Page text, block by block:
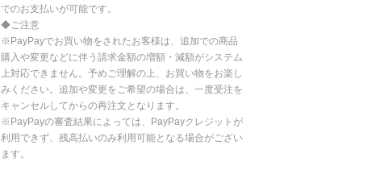
でのお支払いが可能です。
◆ご注意
※PayPayでお買い物をされたお客様は、追加での商品
購入や変更などに伴う請求金額の増額・減額がシステム
上対応できません。予めご理解の上、お買い物をお楽し
みください。追加や変更をご希望の場合は、一度受注を
キャンセルしてからの再注文となります。
※PayPayの審査結果によっては、PayPayクレジットが
利用できず、残高払いのみ利用可能となる場合がござい
ます。